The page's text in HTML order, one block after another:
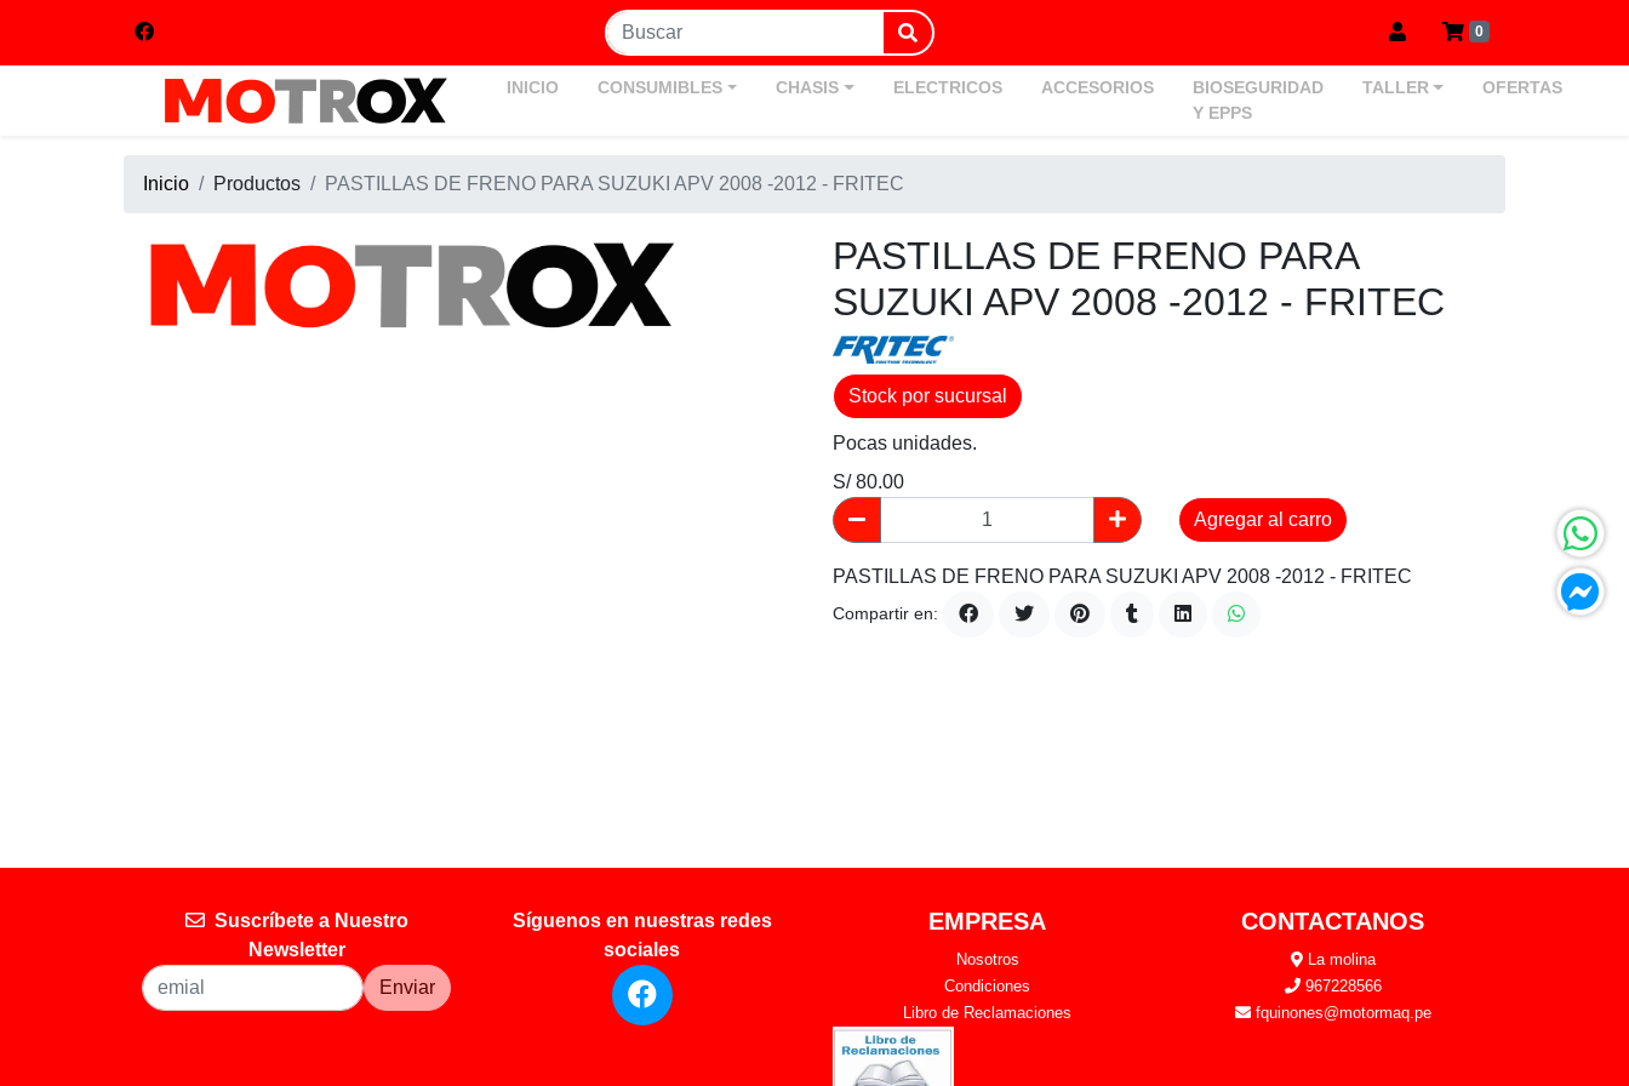
0
INICIO CONSUMIBLES CHASIS ELECTRICOS ACCESORIOS
BIOSEGURIDAD
Y EPPS
TALLER OFERTAS
Inicio Productos PASTILLAS DE FRENO PARA SUZUKI APV 2008 -2012 - FRITEC
PASTILLAS DE FRENO PARA
SUZUKI APV 2008 -2012 - FRITEC
Stock por sucursal
Pocas unidades.
S/ 80.00
Agregar al carro
PASTILLAS DE FRENO PARA SUZUKI APV 2008 -2012 - FRITEC
Compartir en:
Suscríbete a Nuestro
Newsletter
Enviar
Síguenos en nuestras redes
sociales
EMPRESA
Nosotros
Condiciones
Libro de Reclamaciones
CONTACTANOS
La molina
967228566
fquinones@motormaq.pe